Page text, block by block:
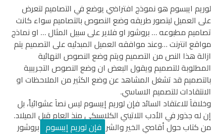
لوريم ايبسوم هو نموذج افتراضي يوضع في التصاميم لتعرض
على العميل ليتصور طريقه وضع النصوص بالتصاميم سواء كانت
تصاميم مطبوعه … بروشور او فلاير على سبيل المثال … او نماذج
مواقع انترنت …وعند موافقه العميل المبدئيه على التصميم يتم
ازالة هذا النص من التصميم ويتم وضع النصوص النهائية
المطلوبة للتصميم ويقول البعض ان وضع النصوص التجريبية
بالتصميم قد تشغل المشاهد عن وضع الكثير من الملاحظات او
الانتقادات للتصميم الاساسي.
وخلافاَ للاعتقاد السائد فإن لوريم إيبسوم ليس نصاَ عشوائياً، بل
إن له جذور في الأدب اللاتيني الكلاسيكي منذ العام قبل الميلاد.
من كتاب حول أقاصي الخير والشر فإن لوريم إيبسوم بروشور